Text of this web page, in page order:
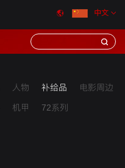
中文
人物 补给品 电影周边
机甲 72系列